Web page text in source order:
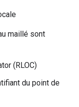
maillé sont
(RLOC)
du point de